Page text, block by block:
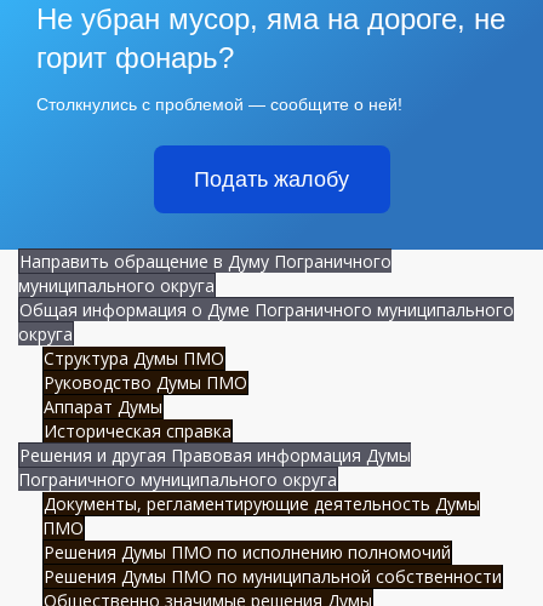
Не убран мусор, яма на дороге, не
горит фонарь?
Столкнулись с проблемой — сообщите о ней!
Подать жалобу
Направить обращение в Думу Пограничного
муниципального округа
Общая информация о Думе Пограничного муниципального
округа
Структура Думы ПМО
Руководство Думы ПМО
Аппарат Думы
Историческая справка
Решения и другая Правовая информация Думы
Пограничного муниципального округа
Документы, регламентирующие деятельность Думы
ПМО
Решения Думы ПМО по исполнению полномочий
Решения Думы ПМО по муниципальной собственности
Общественно значимые решения Думы